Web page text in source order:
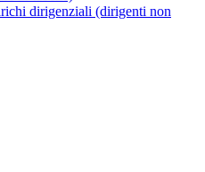
dirigenziali (dirigenti non